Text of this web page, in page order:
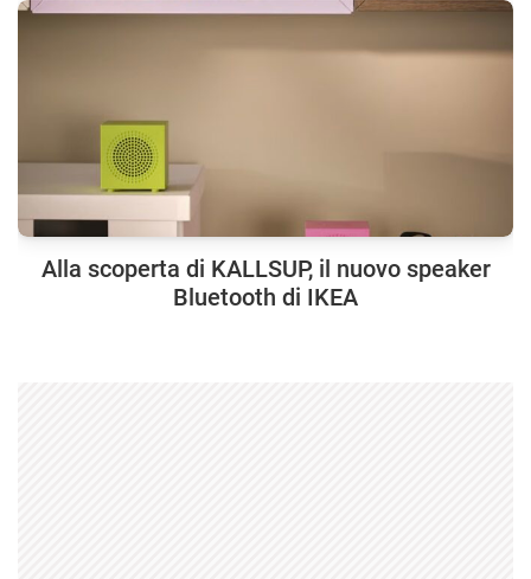
Alla scoperta di KALLSUP, il nuovo speaker
Bluetooth di IKEA